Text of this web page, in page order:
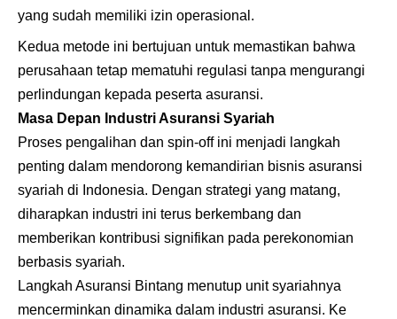
yang sudah memiliki izin operasional.
Kedua metode ini bertujuan untuk memastikan bahwa
perusahaan tetap mematuhi regulasi tanpa mengurangi
perlindungan kepada peserta asuransi.
Masa Depan Industri Asuransi Syariah
Proses pengalihan dan spin-off ini menjadi langkah
penting dalam mendorong kemandirian bisnis asuransi
syariah di Indonesia. Dengan strategi yang matang,
diharapkan industri ini terus berkembang dan
memberikan kontribusi signifikan pada perekonomian
berbasis syariah.
Langkah Asuransi Bintang menutup unit syariahnya
mencerminkan dinamika dalam industri asuransi. Ke